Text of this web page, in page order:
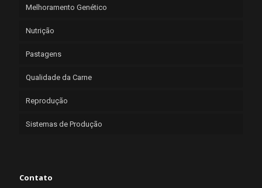
Melhoramento Genético
Nutrição
Pastagens
Qualidade da Carne
Reprodução
Sistemas de Produção
Contato